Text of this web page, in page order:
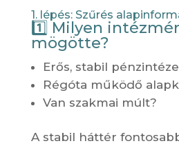
1. lépés: Szűrés
1️⃣ Milyen
mögötte?
Erős, stabil
Régóta működő
Van szakmai múlt?
A stabil háttér